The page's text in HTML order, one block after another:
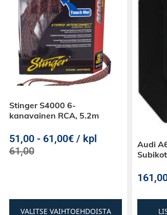
Stinger S4000 6-
kanavainen RCA, 5.2m
51,00- 61,00€ / kpl
61,00
VALITSE VAIHTOEHDOISTA
Audi